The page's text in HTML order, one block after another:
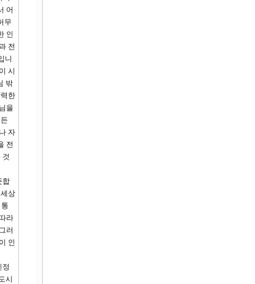
어
무
인
전
니
시
밖
한
을
자
전
것
합
상
라
러
인
정
시